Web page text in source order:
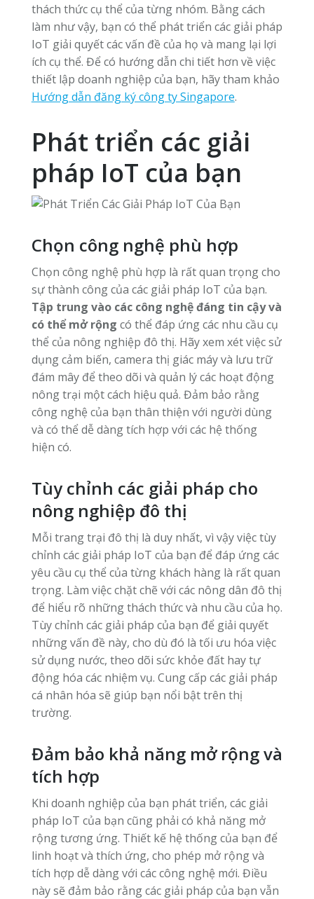
thách thức cụ thể của từng nhóm. Bằng cách
làm như vậy, bạn có thể phát triển các giải pháp
IoT giải quyết các vấn đề của họ và mang lại lợi
ích cụ thể. Để có hướng dẫn chi tiết hơn về việc
thiết lập doanh nghiệp của bạn, hãy tham khảo
Hướng dẫn đăng ký công ty Singapore.
Phát triển các giải
pháp IoT của bạn
Chọn công nghệ phù hợp
Chọn công nghệ phù hợp là rất quan trọng cho
sự thành công của các giải pháp IoT của bạn.
Tập trung vào các công nghệ đáng tin cậy và
có thể mở rộng có thể đáp ứng các nhu cầu cụ
thể của nông nghiệp đô thị. Hãy xem xét việc sử
dụng cảm biến, camera thị giác máy và lưu trữ
đám mây để theo dõi và quản lý các hoạt động
nông trại một cách hiệu quả. Đảm bảo rằng
công nghệ của bạn thân thiện với người dùng
và có thể dễ dàng tích hợp với các hệ thống
hiện có.
Tùy chỉnh các giải pháp cho
nông nghiệp đô thị
Mỗi trang trại đô thị là duy nhất, vì vậy việc tùy
chỉnh các giải pháp IoT của bạn để đáp ứng các
yêu cầu cụ thể của từng khách hàng là rất quan
trọng. Làm việc chặt chẽ với các nông dân đô thị
để hiểu rõ những thách thức và nhu cầu của họ.
Tùy chỉnh các giải pháp của bạn để giải quyết
những vấn đề này, cho dù đó là tối ưu hóa việc
sử dụng nước, theo dõi sức khỏe đất hay tự
động hóa các nhiệm vụ. Cung cấp các giải pháp
cá nhân hóa sẽ giúp bạn nổi bật trên thị
trường.
Đảm bảo khả năng mở rộng và
tích hợp
Khi doanh nghiệp của bạn phát triển, các giải
pháp IoT của bạn cũng phải có khả năng mở
rộng tương ứng. Thiết kế hệ thống của bạn để
linh hoạt và thích ứng, cho phép mở rộng và
tích hợp dễ dàng với các công nghệ mới. Điều
này sẽ đảm bảo rằng các giải pháp của bạn vẫn